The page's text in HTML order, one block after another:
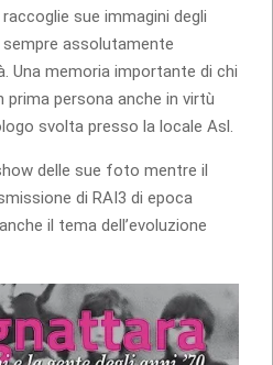
sue immagini degli
sempre assolutamente
Una memoria importante di chi
persona anche in virtù
svolta presso la locale Asl.
delle sue foto mentre il
di RAI3 di epoca
il tema dell’evoluzione